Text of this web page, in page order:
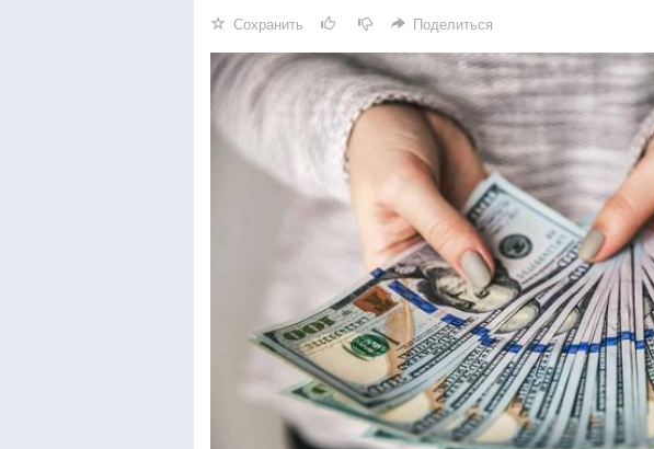
Сохранить Поделиться